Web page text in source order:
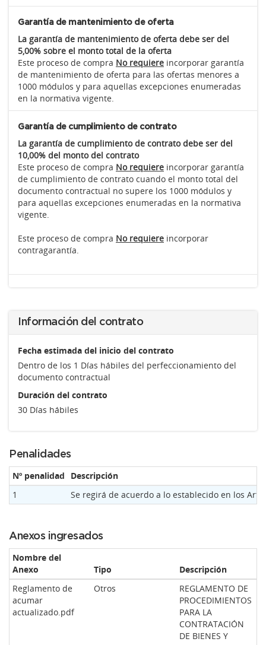
Garantía de mantenimiento de oferta
La garantía de mantenimiento de oferta debe ser del
5,00% sobre el monto total de la oferta
Este proceso de compra No requiere incorporar garantía
de mantenimiento de oferta para las ofertas menores a
1000 módulos y para aquellas excepciones enumeradas
en la normativa vigente.
Garantía de cumplimiento de contrato
La garantía de cumplimiento de contrato debe ser del
10,00% del monto del contrato
Este proceso de compra No requiere incorporar garantía
de cumplimiento de contrato cuando el monto total del
documento contractual no supere los 1000 módulos y
para aquellas excepciones enumeradas en la normativa
vigente.
Este proceso de compra No requiere incorporar
contragarantía.
Información del contrato
Fecha estimada del inicio del contrato
Dentro de los 1 Días hábiles del perfeccionamiento del
documento contractual
Duración del contrato
30 Días hábiles
Penalidades
Nº penalidad
Descripción
1
Se regirá de acuerdo a lo establecido en los
Anexos ingresados
Nombre del
Anexo
Tipo Descripción
Reglamento de
acumar
actualizado.pdf
Otros
REGLAMENTO DE
PROCEDIMIENTOS
PARA LA
CONTRATACIÓN
DE BIENES Y